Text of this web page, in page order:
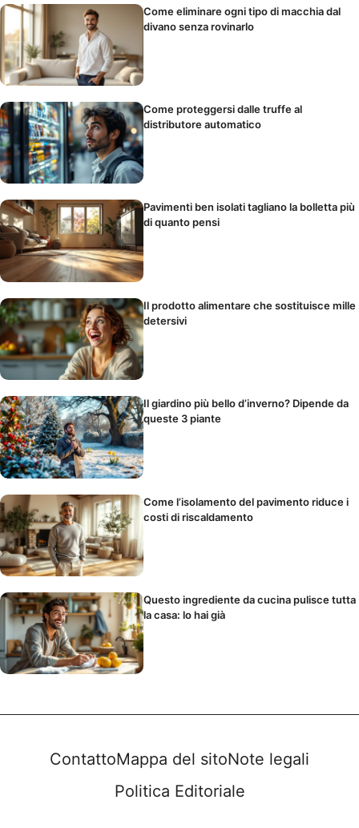
Come eliminare ogni tipo di macchia dal
divano senza rovinarlo
Come proteggersi dalle truffe al
distributore automatico
Pavimenti ben isolati tagliano la bolletta più
di quanto pensi
Il prodotto alimentare che sostituisce mille
detersivi
Il giardino più bello d’inverno? Dipende da
queste 3 piante
Come l’isolamento del pavimento riduce i
costi di riscaldamento
Questo ingrediente da cucina pulisce tutta
la casa: lo hai già
ContattoMappa del sitoNote legali
Politica Editoriale